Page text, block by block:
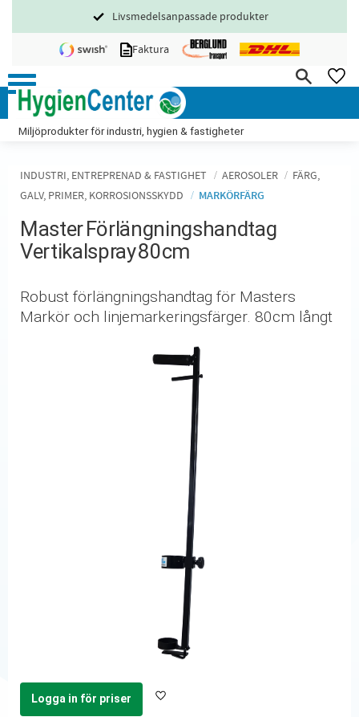
Meny
Livsmedelsanpassade produkter
Faktura
Miljöprodukter för industri, hygien & fastigheter
INDUSTRI, ENTREPRENAD & FASTIGHET AEROSOLER
FÄRG,
GALV, PRIMER, KORROSIONSSKYDD
MARKÖRFÄRG
Master Förlängningshandtag
Vertikalspray 80cm
Robust förlängningshandtag för Masters
Markör och linjemarkeringsfärger. 80cm långt
Logga in för priser Lägg till i favoriter